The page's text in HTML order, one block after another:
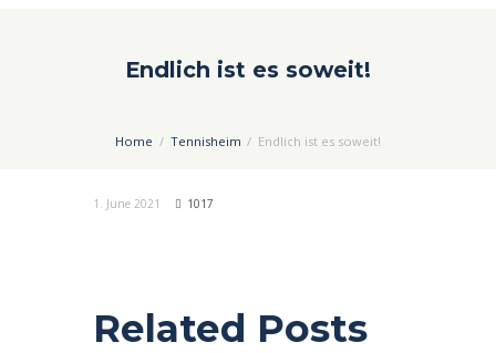
Endlich ist es soweit!
Home Tennisheim Endlich ist es soweit!
1. June 2021 1017
Related Posts